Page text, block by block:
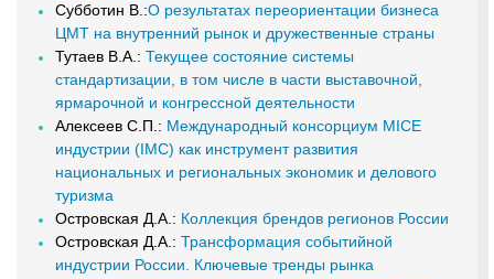
Субботин В.:О результатах переориентации бизнеса
ЦМТ на внутренний рынок и дружественные страны
Тутаев В.А.: Текущее состояние системы
стандартизации, в том числе в части выставочной,
ярмарочной и конгрессной деятельности
Алексеев С.П.: Международный консорциум MICE
индустрии (IMC) как инструмент развития
национальных и региональных экономик и делового
туризма
Островская Д.А.: Коллекция брендов регионов России
Островская Д.А.: Трансформация событийной
индустрии России. Ключевые тренды рынка